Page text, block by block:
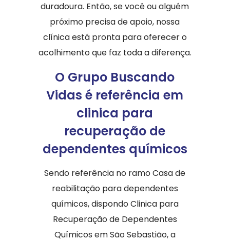
duradoura. Então, se você ou alguém
próximo precisa de apoio, nossa
clínica está pronta para oferecer o
acolhimento que faz toda a diferença.
O Grupo Buscando
Vidas é referência em
clinica para
recuperação de
dependentes químicos
Sendo referência no ramo Casa de
reabilitação para dependentes
químicos, dispondo Clinica para
Recuperação de Dependentes
Químicos em São Sebastião, a